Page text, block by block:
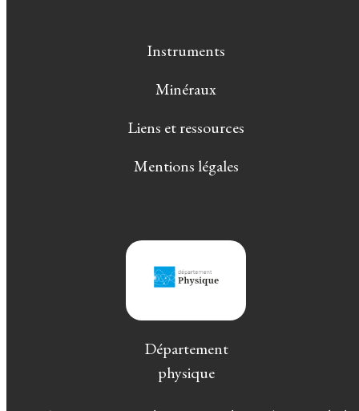
Instruments
Minéraux
Liens et ressources
Mentions légales
Département
physique